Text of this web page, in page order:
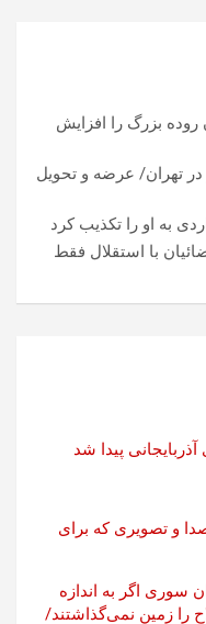
بزرگ را افزایش
در تهران/ عرضه و تحویل
با استقلال فقط
پیدا شد
و تصویری که برای
سوری اگر به اندازه
را زمین نمی‌گذاشتند/